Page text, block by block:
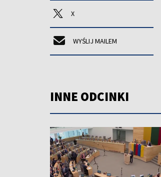
X
WYŚLIJ MAILEM
INNE ODCINKI